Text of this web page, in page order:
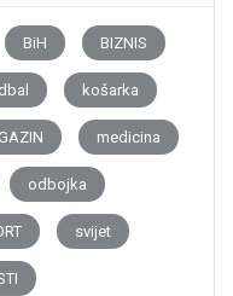
BiH BIZNIS
košarka
medicina
odbojka
svijet